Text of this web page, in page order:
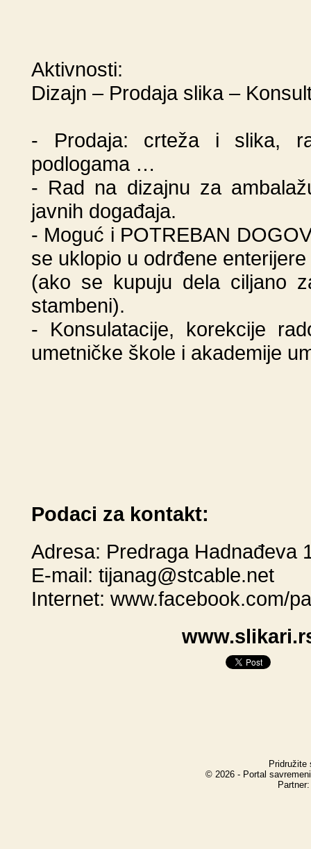
Aktivnosti:
Dizajn – Prodaja slika –
- Prodaja: crteža i slika,
podlogama …
- Rad na dizajnu za
javnih događaja.
- Moguć i POTREBAN
se uklopio u odrđene enterijere
(ako se kupuju dela ciljano
stambeni).
- Konsulatacije, korekcije
umetničke škole i akademije
Podaci za kontakt:
Adresa: Predraga Hadnađeva
E-mail: tijanag@stcable.net
Internet: www.facebook.com/
© 2026 - Portal